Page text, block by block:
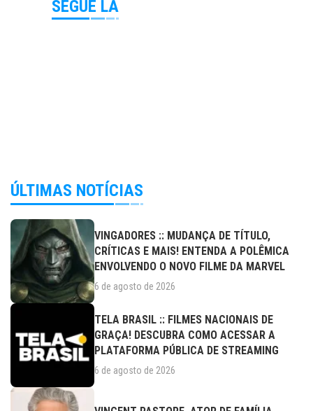
SEGUE LÁ
ÚLTIMAS NOTÍCIAS
VINGADORES :: MUDANÇA DE TÍTULO,
CRÍTICAS E MAIS! ENTENDA A POLÊMICA
ENVOLVENDO O NOVO FILME DA MARVEL
6 de agosto de 2026
TELA BRASIL :: FILMES NACIONAIS DE
GRAÇA! DESCUBRA COMO ACESSAR A
PLATAFORMA PÚBLICA DE STREAMING
6 de agosto de 2026